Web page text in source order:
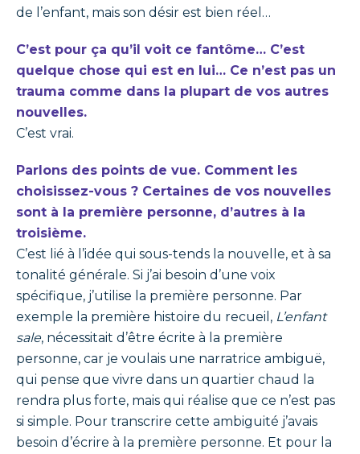
de l’enfant, mais son désir est bien réel…
C’est pour ça qu’il voit ce fantôme… C’est
quelque chose qui est en lui… Ce n’est pas un
trauma comme dans la plupart de vos autres
nouvelles.
C’est vrai.
Parlons des points de vue. Comment les
choisissez-vous ? Certaines de vos nouvelles
sont à la première personne, d’autres à la
troisième.
C’est lié à l’idée qui sous-tends la nouvelle, et à sa
tonalité générale. Si j’ai besoin d’une voix
spécifique, j’utilise la première personne. Par
exemple la première histoire du recueil, L’enfant
sale, nécessitait d’être écrite à la première
personne, car je voulais une narratrice ambiguë,
qui pense que vivre dans un quartier chaud la
rendra plus forte, mais qui réalise que ce n’est pas
si simple. Pour transcrire cette ambiguité j’avais
besoin d’écrire à la première personne. Et pour la